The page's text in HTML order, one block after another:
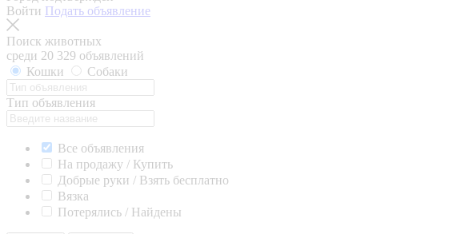
Войти Подать объявление
Поиск животных
среди 20 329 объявлений
Кошки
Собаки
Тип объявления
Все объявления
На продажу / Купить
Добрые руки / Взять бесплатно
Вязка
Потерялись / Найдены